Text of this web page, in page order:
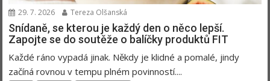
29. 7. 2026 Tereza Olšanská
Snídaně, se kterou je každý den o něco lepší.
Zapojte se do soutěže o balíčky produktů FIT
Každé ráno vypadá jinak. Někdy je klidné a pomalé, jindy
začíná rovnou v tempu plném povinností....